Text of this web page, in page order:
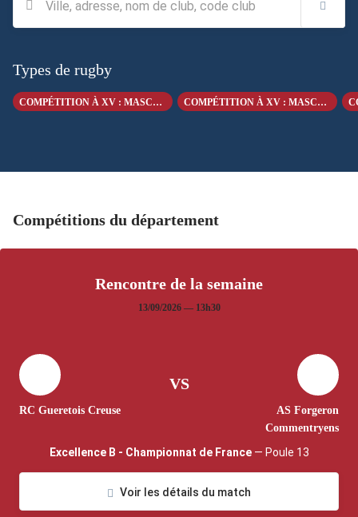
Types de rugby
COMPÉTITION À XV : MASCULIN +18 ANS COMPÉTITION À XV : MASCULIN -19 ANS
Compétitions du département
Rencontre de la semaine
13/09/2026 — 13h30
VS
RC Gueretois Creuse
AS Forgeron
Commentryens
Excellence B - Championnat de France — Poule 13
Voir les détails du match